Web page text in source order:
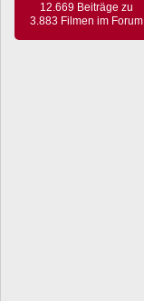
12.669 Beiträge zu
3.883 Filmen im Forum